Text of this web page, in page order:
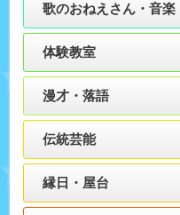
歌のおねえさん・音楽
体験教室
漫才・落語
伝統芸能
縁日・屋台